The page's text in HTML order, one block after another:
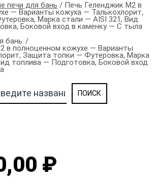
печи для бань / Печь Геленджик М2 в
— Варианты кожуха — Талькохлорит,
Марка стали — AISI 321, Вид
Боковой вход в каменку — С тыла
бань
в полноценном кожухе — Варианты
Защита топки — Футеровка, Марка
топлива — Подготовка, Боковой вход
₽